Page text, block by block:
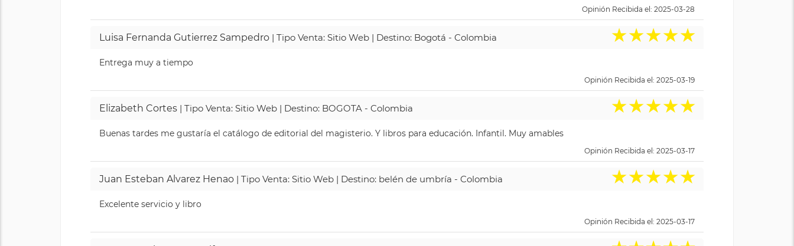
Opinión Recibida el: 2025-03-28
Luisa Fernanda Gutierrez Sampedro | Tipo Venta: Sitio Web | Destino: Bogotá - Colombia ★★★★★
Entrega muy a tiempo
Opinión Recibida el: 2025-03-19
Elizabeth Cortes | Tipo Venta: Sitio Web | Destino: BOGOTA - Colombia ★★★★★
Buenas tardes me gustaría el catálogo de editorial del magisterio. Y libros para educación. Infantil. Muy amables
Opinión Recibida el: 2025-03-17
Juan Esteban Alvarez Henao | Tipo Venta: Sitio Web | Destino: belén de umbría - Colombia ★★★★★
Excelente servicio y libro
Opinión Recibida el: 2025-03-17